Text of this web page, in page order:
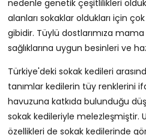
nedenle genetik çeşitlilikleri
alanları sokaklar oldukları için
gibidir. Tüylü dostlarımıza
sağlıklarına uygun besinleri ve
Türkiye'deki sokak kedileri
tanımlar kedilerin tüy renklerini
havuzuna katkıda bulunduğu
sokak kedileriyle melezleşmiştir.
özellikleri de sokak kedilerinde